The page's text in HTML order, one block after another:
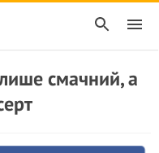
смачний, а